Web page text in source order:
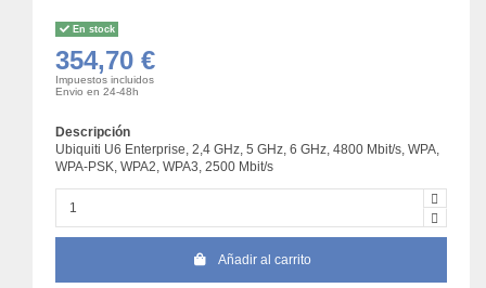
En stock
354,70 €
Impuestos incluidos
Envio en 24-48h
Descripción
Ubiquiti U6 Enterprise, 2,4 GHz, 5 GHz, 6 GHz, 4800 Mbit/s, WPA,
WPA-PSK, WPA2, WPA3, 2500 Mbit/s
Añadir al carrito